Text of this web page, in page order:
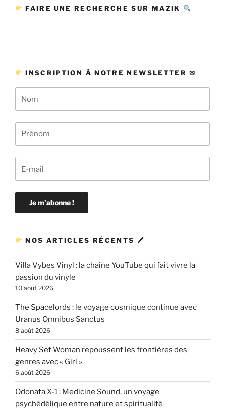
FAIRE UNE RECHERCHE SUR MAZIK
INSCRIPTION À NOTRE NEWSLETTER ✉
NOS ARTICLES RÉCENTS 🖊
Villa Vybes Vinyl : la chaîne YouTube qui fait vivre la
passion du vinyle
10 août 2026
The Spacelords : le voyage cosmique continue avec
Uranus Omnibus Sanctus
8 août 2026
Heavy Set Woman repoussent les frontières des
genres avec « Girl »
6 août 2026
Odonata X-1 : Medicine Sound, un voyage
psychédélique entre nature et spiritualité